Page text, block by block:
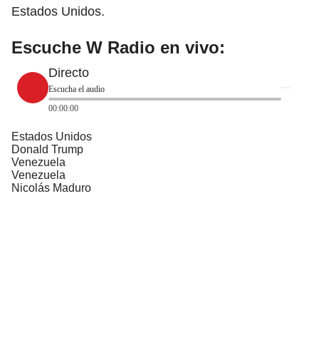
Estados Unidos.
Escuche W Radio en vivo:
Directo
Escucha el audio
00:00:00
Estados Unidos
Donald Trump
Venezuela
Venezuela
Nicolás Maduro